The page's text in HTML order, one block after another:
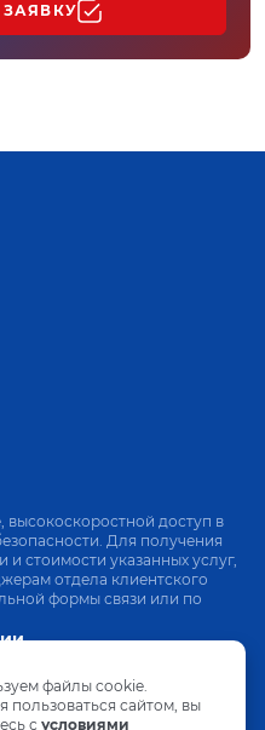
высокоскоростной доступ в
Для получения
стоимости указанных услуг,
отдела клиентского
формы связи или по
файлы cookie.
пользоваться сайтом, вы
с условиями